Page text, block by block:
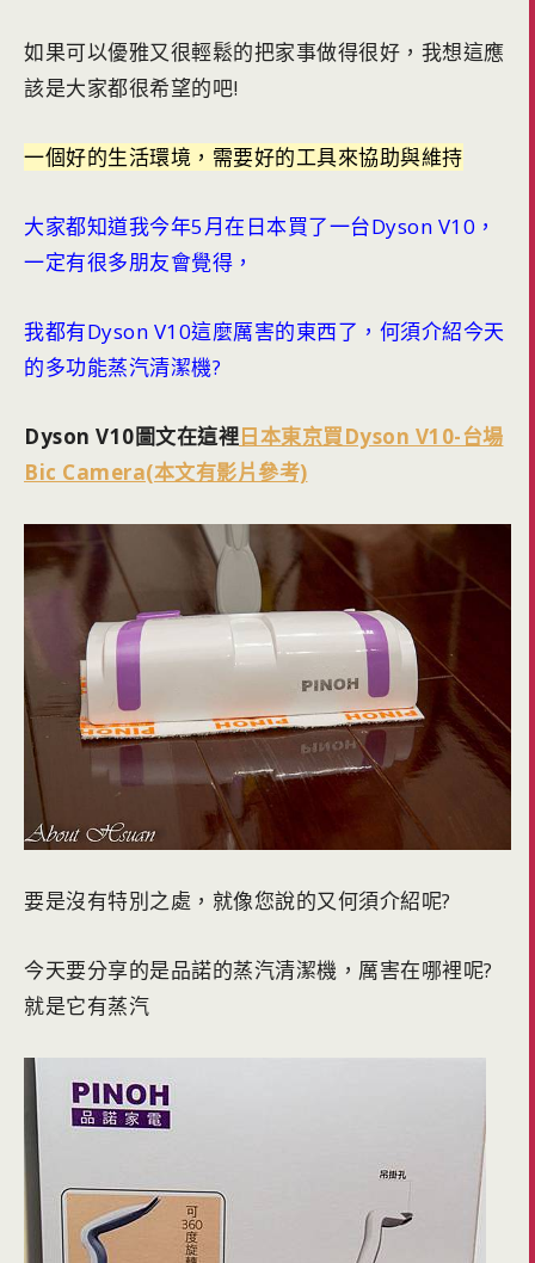
如果可以優雅又很輕鬆的把家事做得很好，我想這應
該是大家都很希望的吧!
一個好的生活環境，需要好的工具來協助與維持
大家都知道我今年5月在日本買了一台Dyson V10，
一定有很多朋友會覺得，
我都有Dyson V10這麼厲害的東西了，何須介紹今天
的多功能蒸汽清潔機?
Dyson V10圖文在這裡日本東京買Dyson V10-台場
Bic Camera(本文有影片參考)
要是沒有特別之處，就像您說的又何須介紹呢?
今天要分享的是品諾的蒸汽清潔機，厲害在哪裡呢?
就是它有蒸汽